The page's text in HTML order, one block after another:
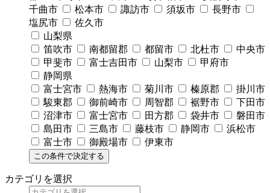
千曲市
松本市 諏訪市 須坂市
長野市
塩尻市
佐久市
山梨県
笛吹市
南都留郡 都留市 北杜市
中央市
甲斐市
富士吉田市 山梨市
甲府市
静岡県
富士宮市
熱海市 菊川市 榛原郡
掛川市
駿東郡
御前崎市 周智郡 裾野市
下田市
沼津市
富士宮市 田方郡 袋井市
磐田市
島田市
三島市 藤枝市 静岡市
浜松市
富士市
御殿場市 伊東市
この条件で決定する
カテゴリを選択